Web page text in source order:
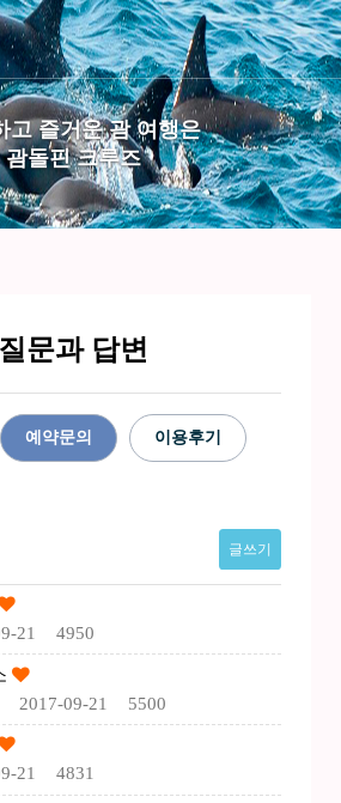
고 즐거운 괌 여행은
괌돌핀 크루즈
질문과 답변
예약문의 이용후기
글쓰기
21 4950
2017-09-21 5500
21 4831